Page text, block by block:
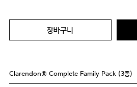
장바구니
Clarendon® Complete Family Pack (3종)